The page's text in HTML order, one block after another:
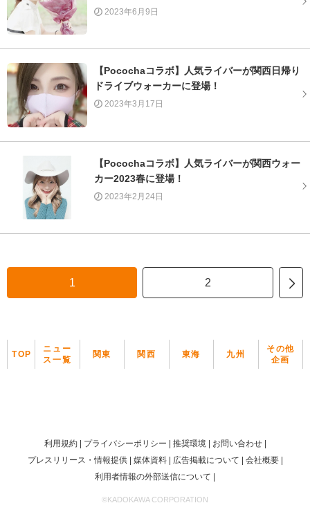
2023年6月9日
【Pocochaコラボ】人気ライバーが関西日帰り
ドライブウォーカーに登場！
2023年3月17日
【Pocochaコラボ】人気ライバーが関西ウォー
カー2023春に登場！
2023年2月24日
1 2
TOP
ニュー
ス一覧
関東 関西 東海 九州
その他
企画
利用規約 プライバシーポリシー 推奨環境
お問い合わせ
プレスリリース・情報提供
媒体資料 広告掲載について
会社概要
利用者情報の外部送信について
©KADOKAWA CORPORATION